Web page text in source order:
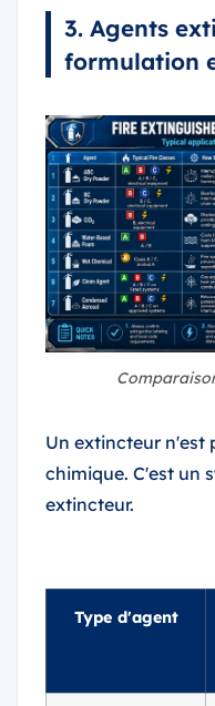
3. Agents
formulation
Un extincteur n'est
chimique. C'est un
extincteur.
Type d'agent